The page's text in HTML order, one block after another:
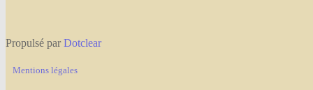
Propulsé parDotclear
Mentions légales